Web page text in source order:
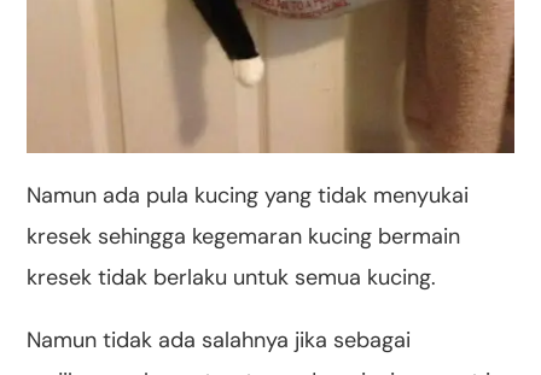
Namun ada pula kucing yang tidak menyukai
kresek sehingga kegemaran kucing bermain
kresek tidak berlaku untuk semua kucing.
Namun tidak ada salahnya jika sebagai